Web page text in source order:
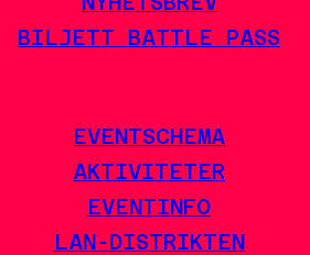
BILJETT BATTLE PASS
EVENTSCHEMA
AKTIVITETER
EVENTINFO
LAN-DISTRIKTEN